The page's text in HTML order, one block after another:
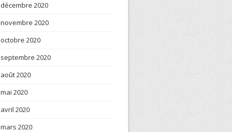
décembre 2020
novembre 2020
octobre 2020
septembre 2020
août 2020
mai 2020
avril 2020
mars 2020